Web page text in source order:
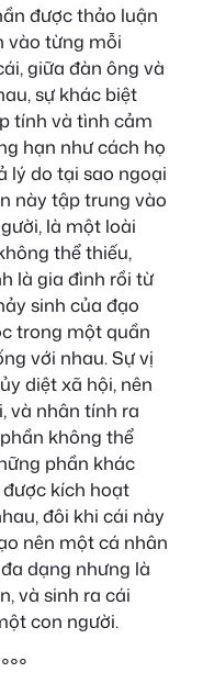
được thảo luận
vào từng mỗi
giữa đàn ông và
sự khác biệt
tính và tình cảm
hạn như cách họ
lý do tại sao ngoại
này tập trung vào
là một loài
thể thiếu,
là gia đình rồi từ
sinh của đạo
trong một quần
với nhau. Sự vị
diệt xã hội, nên
và nhân tính ra
không thể
phần khác
kích hoạt
đôi khi cái này
nên một cá nhân
dạng nhưng là
và sinh ra cái
con người.